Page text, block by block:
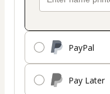
PayPal
Pay Later